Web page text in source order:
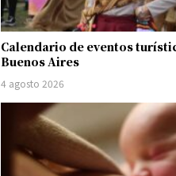
Calendario de eventos
Buenos Aires
4 agosto 2026